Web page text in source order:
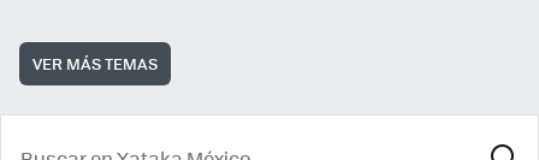
VER MÁS TEMAS